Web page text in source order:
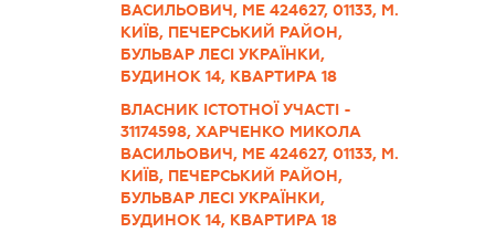
ВАСИЛЬОВИЧ, МЕ 424627, 01133, М.
КИЇВ, ПЕЧЕРСЬКИЙ РАЙОН,
БУЛЬВАР ЛЕСІ УКРАЇНКИ,
БУДИНОК 14, КВАРТИРА 18
ВЛАСНИК ІСТОТНОЇ УЧАСТІ -
31174598, ХАРЧЕНКО МИКОЛА
ВАСИЛЬОВИЧ, МЕ 424627, 01133, М.
КИЇВ, ПЕЧЕРСЬКИЙ РАЙОН,
БУЛЬВАР ЛЕСІ УКРАЇНКИ,
БУДИНОК 14, КВАРТИРА 18